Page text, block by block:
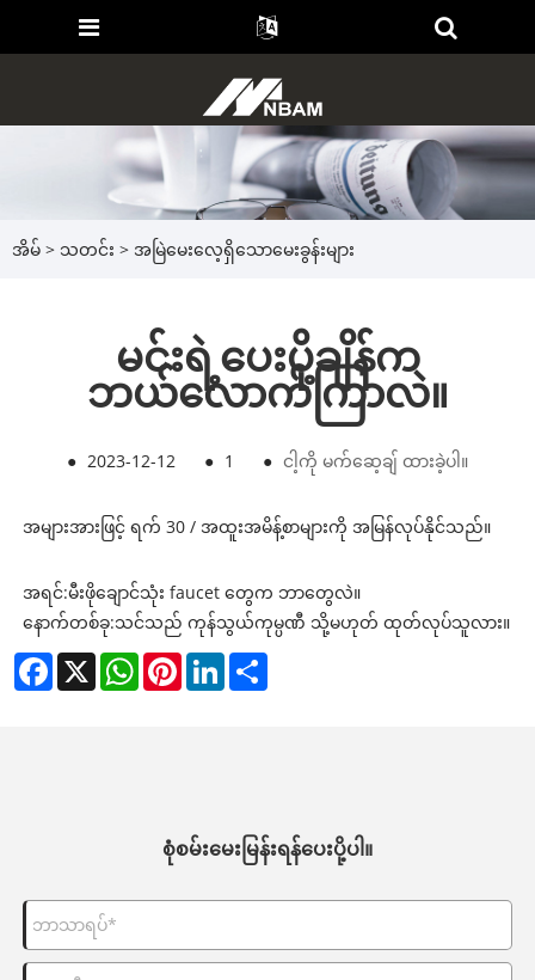
အိမ် > သတင်း > အမြဲမေးလေ့ရှိသောမေးခွန်းများ
မင်းရဲ့ပေးပို့ချိန်က
ဘယ်လောက်ကြာလဲ။
● 2023-12-12 ● 1 ● ငါ့ကို မက်ဆေ့ချ် ထားခဲ့ပါ။
အများအားဖြင့် ရက် 30 / အထူးအမိန့်စာများကို အမြန်လုပ်နိုင်သည်။
အရင်:မီးဖိုချောင်သုံး faucet တွေက ဘာတွေလဲ။
နောက်တစ်ခု:သင်သည် ကုန်သွယ်ကုမ္ပဏီ သို့မဟုတ် ထုတ်လုပ်သူလား။
Facebook
X WhatsAppPinterestLinkedIn
စုံစမ်းမေးမြန်းရန်ပေးပို့ပါ။